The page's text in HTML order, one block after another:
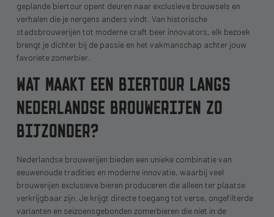
geplande biertour opent deuren naar exclusieve brouwsels en
verhalen die je nergens anders vindt. Van historische
stadsbrouwerijen tot moderne craft beer innovators, elk bezoek
brengt je dichter bij de passie en het vakmanschap achter jouw
favoriete zomerbier.
WAT MAAKT EEN BIERTOUR LANGS
NEDERLANDSE BROUWERIJEN ZO
BIJZONDER?
Nederlandse brouwerijen bieden een unieke combinatie van
eeuwenoude tradities en moderne innovatie, waarbij veel
brouwerijen exclusieve bieren produceren die alleen ter plaatse
verkrijgbaar zijn. Je krijgt directe toegang tot verse, ongefilterde
varianten en seizoensgebonden zomerbieren die niet in de